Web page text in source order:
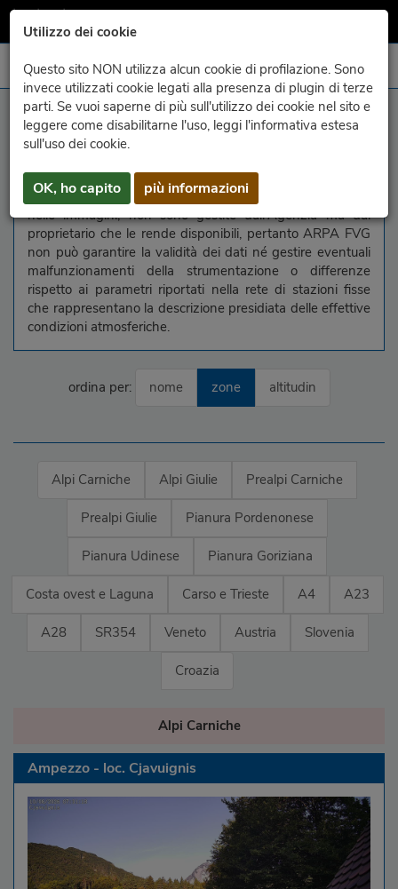
Utilizzo dei cookie
Questo sito NON utilizza alcun cookie di profilazione. Sono
invece utilizzati cookie legati alla presenza di plugin di terze
parti. Se vuoi saperne di più sull'utilizzo dei cookie nel sito e
leggere come disabilitarne l'uso, leggi l'informativa estesa
sull'uso dei cookie.
OK, ho capito più informazioni
informazions
webcam liberamente disponibili in rete. Le webcam, come
le informazioni relative ai parametri meteorologici riportati
nelle immagini, non sono gestite dall'Agenzia ma dal
proprietario che le rende disponibili, pertanto ARPA FVG
non può garantire la validità dei dati né gestire eventuali
malfunzionamenti della strumentazione o differenze
rispetto ai parametri riportati nella rete di stazioni fisse
che rappresentano la descrizione presidiata delle effettive
condizioni atmosferiche.
ordina per: nome zone altitudin
Alpi Carniche Alpi Giulie Prealpi Carniche
Prealpi Giulie Pianura Pordenonese
Pianura Udinese Pianura Goriziana
Costa ovest e Laguna Carso e Trieste A4 A23
A28 SR354 Veneto Austria Slovenia
Croazia
Alpi Carniche
Ampezzo - loc. Cjavuignis